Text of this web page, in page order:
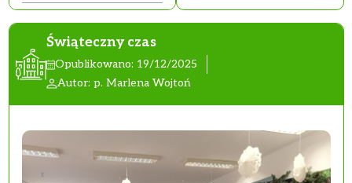
Świąteczny czas
Opublikowano: 19/12/2025
Autor: p. Marlena Wojtoń